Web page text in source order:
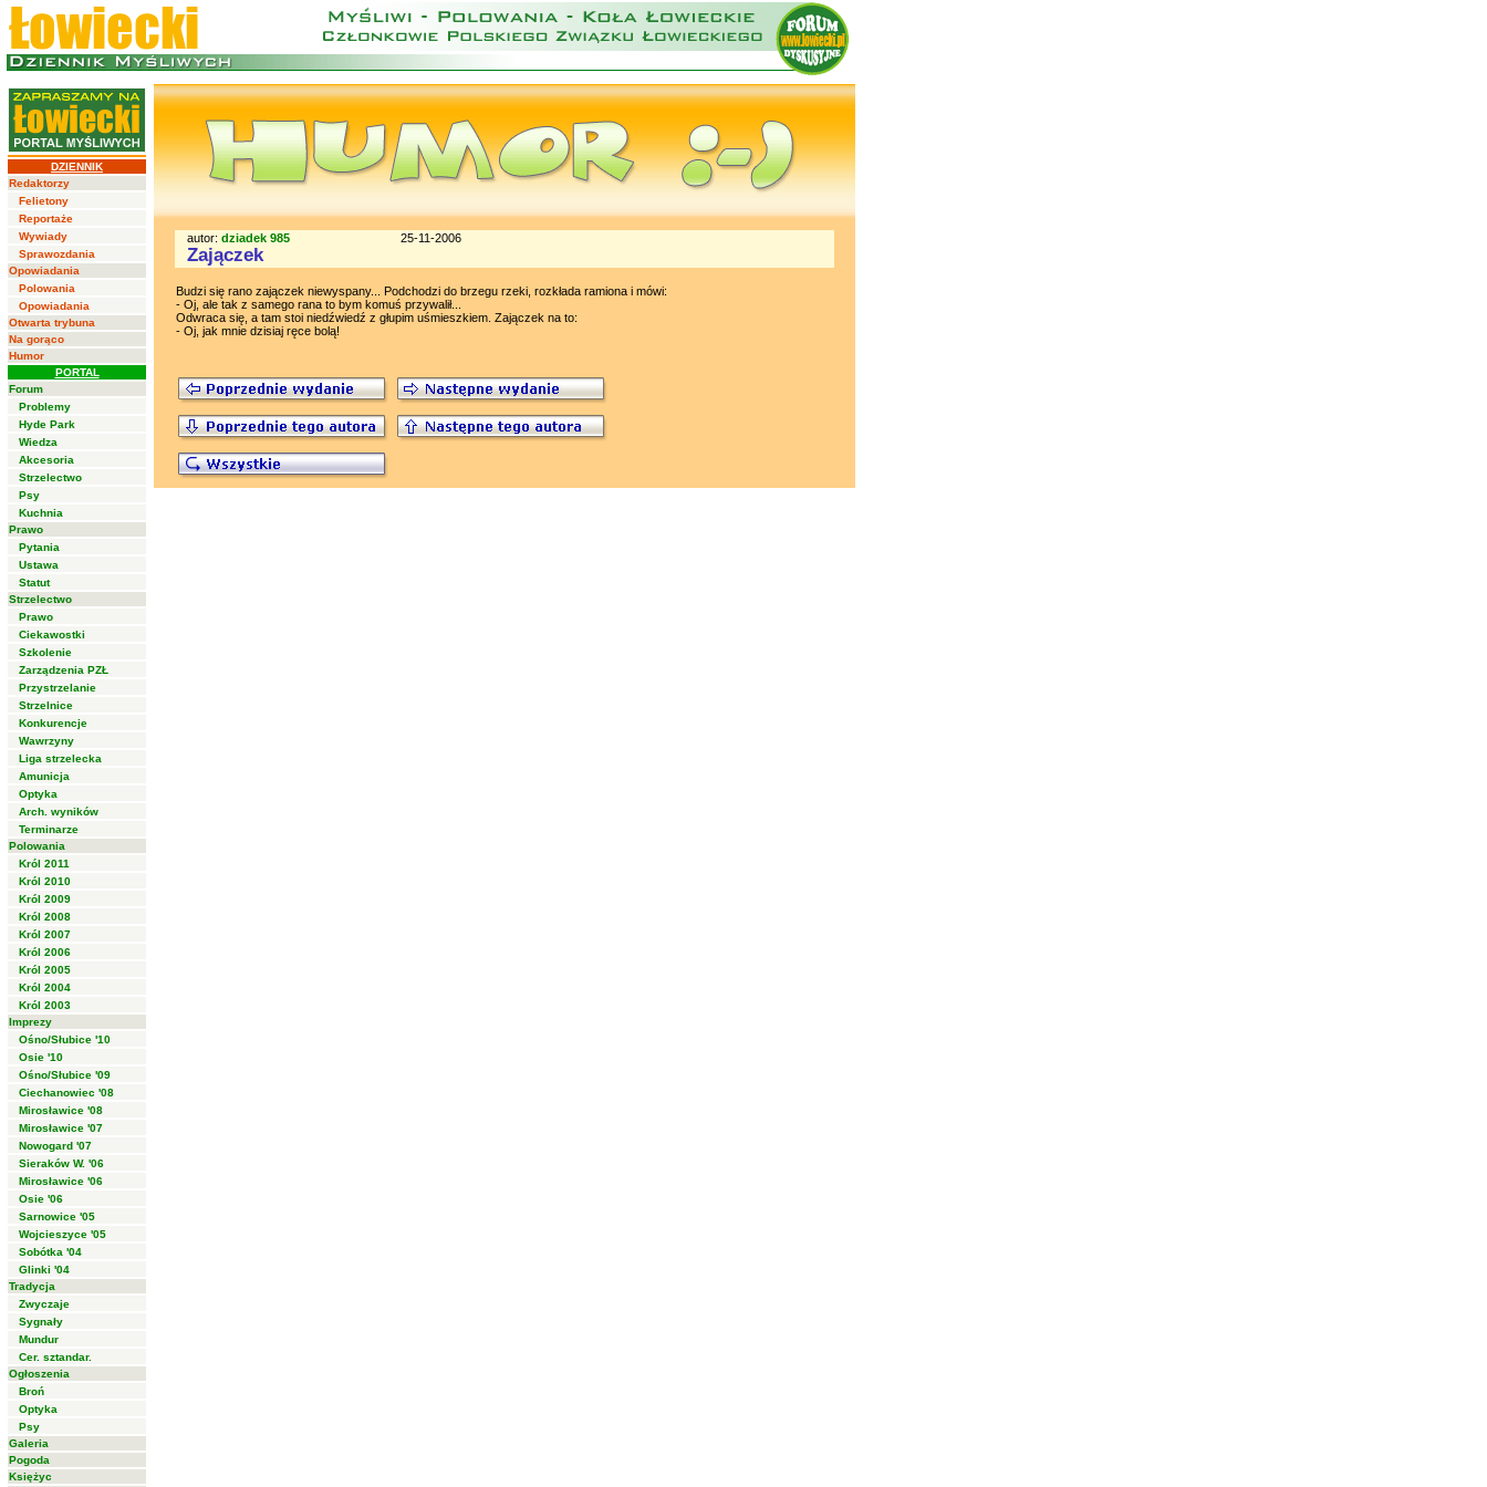
DZIENNIK
Redaktorzy
Felietony
Reportaże
Wywiady
Sprawozdania
Opowiadania
Polowania
Opowiadania
Otwarta trybuna
Na gorąco
Humor
PORTAL
Forum
Problemy
Hyde Park
Wiedza
Akcesoria
Strzelectwo
Psy
Kuchnia
Prawo
Pytania
Ustawa
Statut
Strzelectwo
Prawo
Ciekawostki
Szkolenie
Zarządzenia PZŁ
Przystrzelanie
Strzelnice
Konkurencje
Wawrzyny
Liga strzelecka
Amunicja
Optyka
Arch. wyników
Terminarze
Polowania
Król 2011
Król 2010
Król 2009
Król 2008
Król 2007
Król 2006
Król 2005
Król 2004
Król 2003
Imprezy
Ośno/Słubice '10
Osie '10
Ośno/Słubice '09
Ciechanowiec '08
Mirosławice '08
Mirosławice '07
Nowogard '07
Sieraków W. '06
Mirosławice '06
Osie '06
Sarnowice '05
Wojcieszyce '05
Sobótka '04
Glinki '04
Tradycja
Zwyczaje
Sygnały
Mundur
Cer. sztandar.
Ogłoszenia
Broń
Optyka
Psy
Galeria
Pogoda
Księżyc
autor: dziadek 985 25-11-2006
Zajączek
Budzi się rano zajączek niewyspany... Podchodzi do brzegu rzeki, rozkłada ramiona i mówi:
- Oj, ale tak z samego rana to bym komuś przywalił...
Odwraca się, a tam stoi niedźwiedź z głupim uśmieszkiem. Zajączek na to:
- Oj, jak mnie dzisiaj ręce bolą!